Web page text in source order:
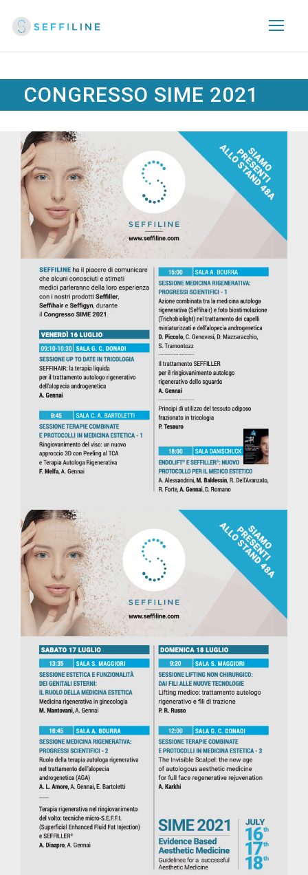
CONGRESSO SIME 2021